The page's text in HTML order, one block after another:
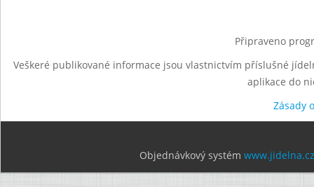
Připraveno
Veškeré publikované informace jsou vlastnictvím příslušné
aplikace do
Zásady
Objednávkový systém www.jidelna.cz